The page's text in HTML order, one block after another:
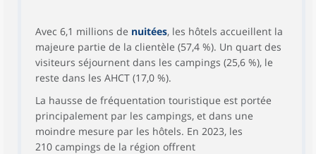
Avec 6,1 millions de nuitées, les hôtels accueillent la
majeure partie de la clientèle (57,4 %). Un quart des
visiteurs séjournent dans les campings (25,6 %), le
reste dans les AHCT (17,0 %).
La hausse de fréquentation touristique est portée
principalement par les campings, et dans une
moindre mesure par les hôtels. En 2023, les
210 campings de la région offrent